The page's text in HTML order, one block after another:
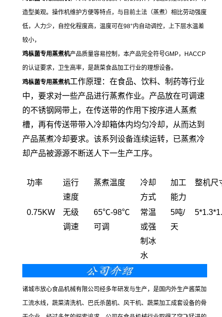
造型美观。操作机维护方便等特点，与目前土法（蒸煮）相比劳动强度
低，人力少，自控化程度高，温度可在98°内自动调控，上下层水温差
较小，
鸡枞菌专用蒸煮机产品质量容易控制，本产品完全符号GMP，HACCP
的认证要求，卫生高率，是蔬菜食品加工行业的理想设备。
鸡枞菌专用蒸煮机工作原理：在食品、饮料、制药等行业
中，要求对一些产品进行蒸煮作业。产品放在可调速
的不锈钢网带上，在传送带的作用下按序进人蒸煮
槽，再有传送带带入冷却箱体内均匀冷却，从而达到
产品蒸煮冷却要求。该系列设备连续运转，已蒸煮冷
却产品被源源不断送人下一生产工序。
功率
运行
速度
蒸煮温度
冷却
方式
加工
能力
整机尺
0.75KW
无级
调速
65℃-98℃
可调
常温
或强
制冰
水
5吨/
天
诸城市放心食品机械有限公司经多年研发与生产，是国内外生产酱菜加
工流水线，蔬菜清洗机、巴氏杀菌机、风干机、蔬菜加工成套设备的骨